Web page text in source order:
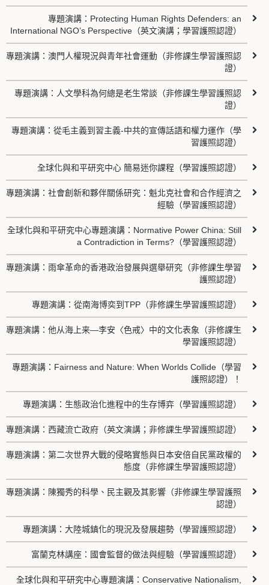
專題演講：Protecting Human Rights Defenders: an
International NGO’s Perspective（英文演講；學習護照認證）
專題演講：澳門人權現況與青年社會運動（非修課生學習護照認
證）
專題演講：人文學科為何總是老生常談（非修課生學習護照認
證）
專題演講：從毛主義到習主義-中共的宣傳話語和權力運作（學
習護照認證）
全球化與和平研究中心 簡易迷你課程（學習護照認證）
專題演講：社會創新和夥伴關係研究：魁北克社會和合作經濟之
經驗（學習護照認證）
全球化與和平研究中心專題演講：Normative Power China: Still
a Contradiction in Terms?（學習護照認證）
專題演講：雨傘革命的香港政治發展與選舉研究（非修課生學習
護照認證）
專題演講：從南海博奕到TPP（非修課生學習護照認證）
專題演講：他从海上来—李安〈色戒〉中的文化表象（非修課生
學習護照認證）
專題演講：Fairness and Nature: When Worlds Collide（學習
護照認證）！
專題演講：生態政治化進程中的生存博弈（學習護照認證）
專題演講：西藏流亡政府（英文演講；非修課生學習護照認證）
專題演講：第二次世界大戰的侵略實態與日本安倍自民黨政權的
態度（非修課生學習護照認證）
專題演講：陳獨秀的科學、民主觀及其影響（非修課生學習護照
認證）
專題演講：大陸城鎮化的現況及發展趨勢（學習護照認證）
富蘭克林講座：國會監督的做法與經驗（學習護照認證）
全球化與和平研究中心專題演講：Conservative Nationalism,